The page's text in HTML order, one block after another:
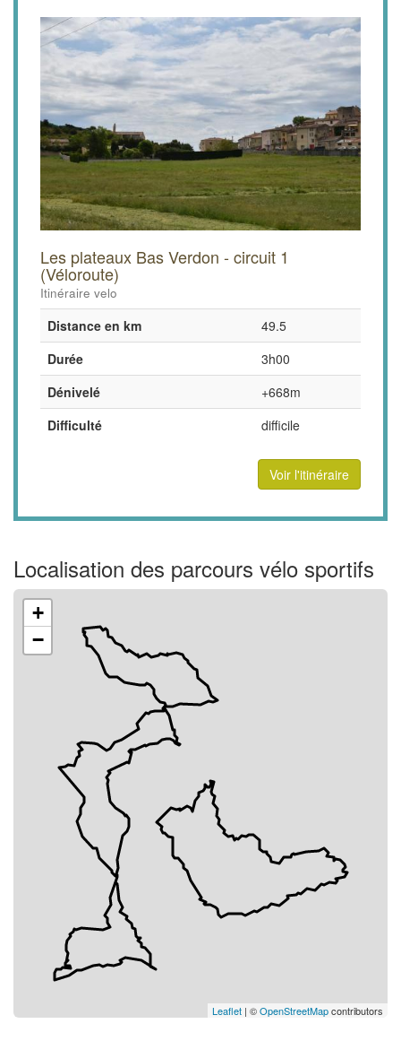
Les plateaux Bas Verdon - circuit 1
(Véloroute)
Itinéraire velo
Distance en km
49.5
Durée
3h00
Dénivelé
+668m
Difficulté
difficile
Voir l'itinéraire
Localisation des parcours vélo sportifs
+
−
Leaflet | ©OpenStreetMapcontributors